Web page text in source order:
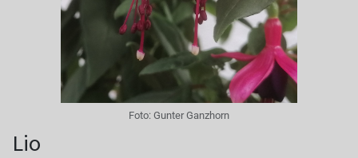
Foto: Gunter Ganzhorn
Lio